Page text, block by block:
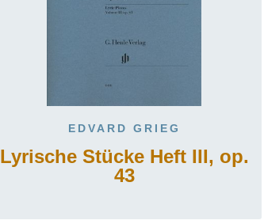
EDVARD GRIEG
Lyrische Stücke Heft III, op.
43